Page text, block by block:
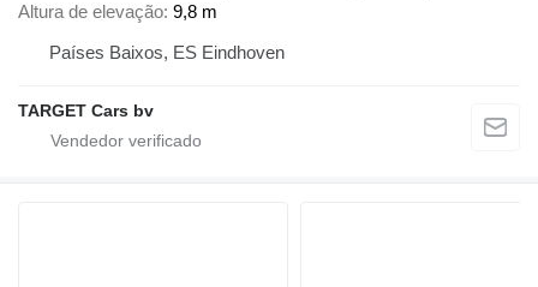
Altura de elevação 9,8 m
Países Baixos, ES Eindhoven
TARGET Cars bv